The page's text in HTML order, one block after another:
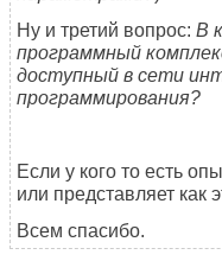
Ну и третий вопрос: В
программный
доступный в сети
программирования?
Если у кого то есть
или представляет как
Всем спасибо.